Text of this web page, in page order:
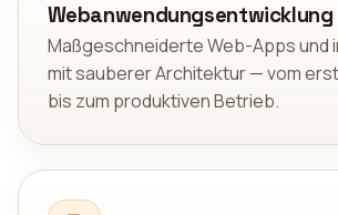
Webanwendungsentwicklung
Maßgeschneiderte Web-Apps und
mit sauberer Architektur — vom
bis zum produktiven Betrieb.